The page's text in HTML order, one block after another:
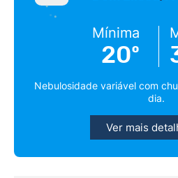
Mínima
20º
Nebulosidade variável com
dia.
Ver mais